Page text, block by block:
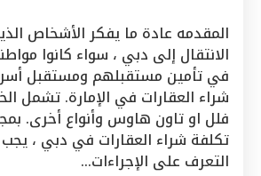
المقدمه عادة ما يفكر الأشخاص
الانتقال إلى دبي ، سواء كانوا
في تأمين مستقبلهم ومستقبل
شراء العقارات في الإمارة. تشمل
فلل او تاون هاوس وأنواع أخرى.
تكلفة شراء العقارات في دبي ،
التعرف على الإجراءات…